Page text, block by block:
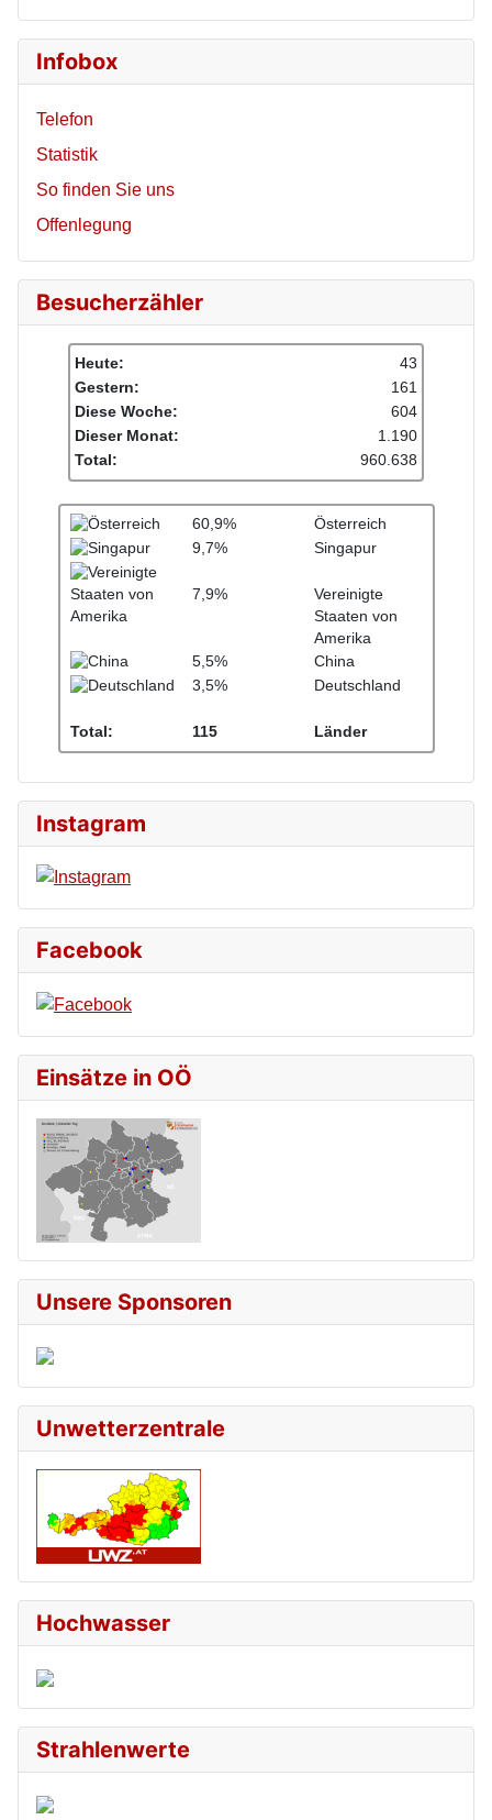
Infobox
Telefon
Statistik
So finden Sie uns
Offenlegung
Besucherzähler
Heute:
43
Gestern:
161
Diese Woche:
604
Dieser Monat:
1.190
Total:
960.638
60,9%
Österreich
9,7%
Singapur
7,9%
Vereinigte
Staaten von
Amerika
5,5%
China
3,5%
Deutschland
Total: 115 Länder
Instagram
Facebook
Einsätze in OÖ
Unsere Sponsoren
Unwetterzentrale
Hochwasser
Strahlenwerte